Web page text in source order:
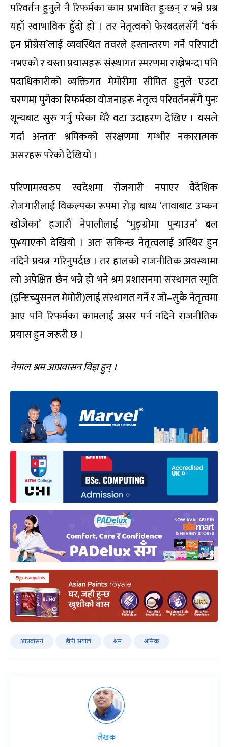
परिवर्तन हुनुले नै रिफर्मका काम प्रभावित हुन्छन् र भन्ने प्रश्न
यहाँ स्वाभाविक हुँदो हो । तर नेतृत्वको फेरबदलसँगै ‘वर्क
इन प्रोग्रेस’लाई व्यवस्थित तवरले हस्तान्तरण गर्ने परिपाटी
नभएको र यस्ता प्रयासहरू संस्थागत स्मरणमा राख्नेभन्दा पनि
पदाधिकारीको व्यक्तिगत मेमोरीमा सीमित हुनुले एउटा
चरणमा पुगेका रिफर्मका योजनाहरू नेतृत्व परिवर्तनसँगै पुनः
शून्यबाट सुरु गर्नु परेका धेरै वटा उदाहरण देखिए । यसले
गर्दा अन्ततः श्रमिकको संरक्षणमा गम्भीर नकारात्मक
असरहरू परेको देखियो ।
परिणामस्वरुप स्वदेशमा रोजगारी नपाएर वैदेशिक
रोजगारीलाई विकल्पका रूपमा रोज्न बाध्य ‘तावाबाट उम्कन
खोजेका’ हजारौं नेपालीलाई ‘भुङ्ग्रोमा पुर्‍याउन’ बल
पु¥याएको देखियो । अतः सकिन्छ नेतृत्वलाई अस्थिर हुन
नदिने प्रयत्न गरिनुपर्दछ । तर हालको राजनीतिक अवस्थामा
त्यो अपेक्षित छैन भन्ने हो भने श्रम प्रशासनमा संस्थागत स्मृति
(इन्ष्टिच्युसनल मेमोरी)लाई संस्थागत गर्ने र जो–सुकै नेतृत्वमा
आए पनि रिफर्मका कामलाई असर पर्न नदिने राजनीतिक
प्रयास हुन जरूरी छ ।
नेपाल श्रम आप्रवासन विज्ञ हुन् ।
आप्रवासन डीपी अर्याल श्रम श्रमिक
लेखक